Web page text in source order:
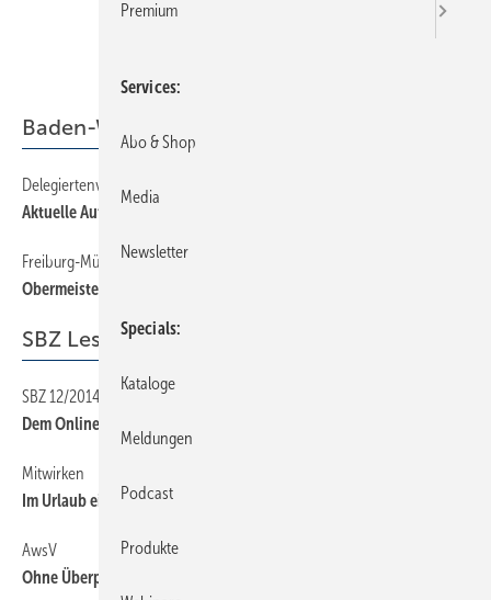
Baden-Württemberg
Delegiertenversammlung
Aktuelle Aufgaben und Zukunftsthemen angepackt
Freiburg-Müllheim-Hochschwarzwald
Obermeisterwechsel
SBZ Leserforum
SBZ 12/2014
Dem Onlinehandel die Stirn bieten
Mitwirken
Im Urlaub eine Kuriosität entdeckt? Bitte einsenden!
AwsV
Ohne Überprüfungspflicht verabschiedet
Premium
Services
Abo & Shop
Media
Newsletter
Specials
Kataloge
Meldungen
Podcast
Produkte